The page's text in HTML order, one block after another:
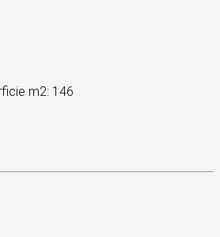
m2: 146